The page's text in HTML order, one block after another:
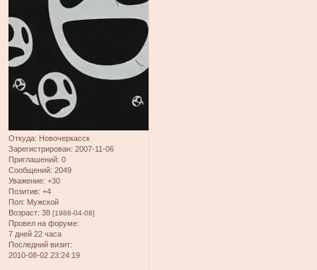
Откуда: Новочеркасск
Зарегистрирован: 2007-11-06
Приглашений: 0
Сообщений: 2049
Уважение: +30
Позитив: +4
Пол: Мужской
Возраст: 38 [1988-04-08]
Провел на форуме:
7 дней 22 часа
Последний визит:
2010-08-02 23:24:19